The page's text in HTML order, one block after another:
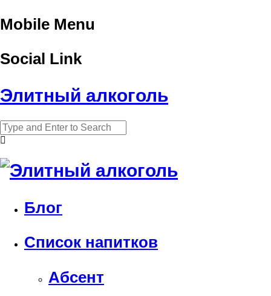
Mobile Menu
Social Link
Элитный алкоголь
Блог
Список напитков
Абсент